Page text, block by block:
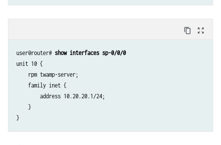
content_copy zoom_out_map
user@router# show interfaces sp-0/0/0
unit 10 {
    rpm twamp-server;
    family inet {
        address 10.20.20.1/24;
    }